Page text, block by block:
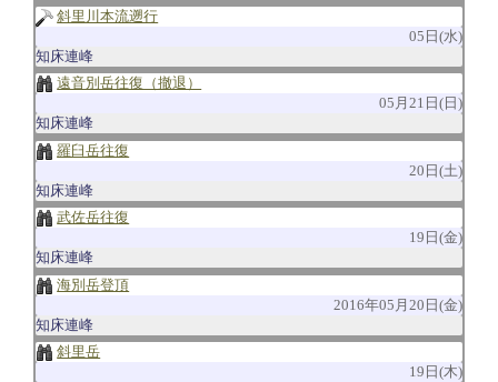
斜里川本流遡行
05日(水)
知床連峰
遠音別岳往復（撤退）
05月21日(日)
知床連峰
羅臼岳往復
20日(土)
知床連峰
武佐岳往復
19日(金)
知床連峰
海別岳登頂
2016年05月20日(金)
知床連峰
斜里岳
19日(木)